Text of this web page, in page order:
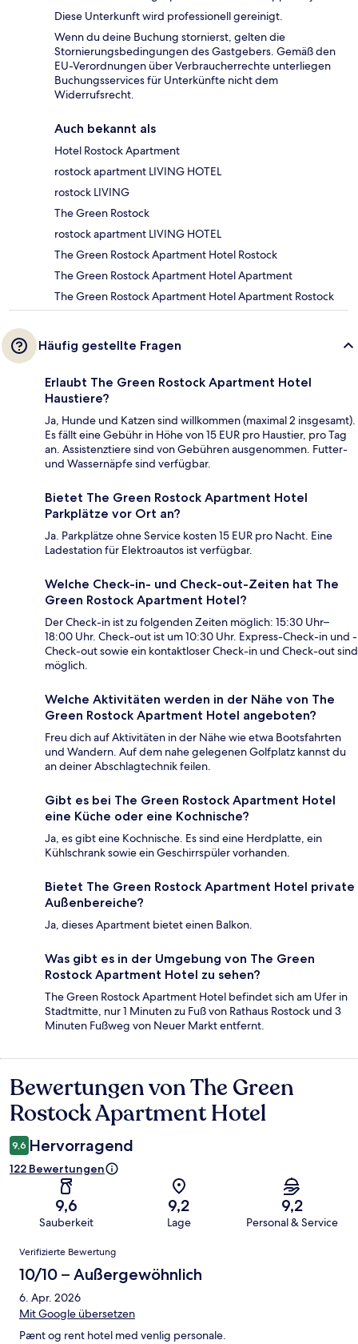
Diese Unterkunft wird professionell gereinigt.
Wenn du deine Buchung stornierst, gelten die
Stornierungsbedingungen des Gastgebers. Gemäß den
EU-Verordnungen über Verbraucherrechte unterliegen
Buchungsservices für Unterkünfte nicht dem
Widerrufsrecht.
Auch bekannt als
Hotel Rostock Apartment
rostock apartment LIVING HOTEL
rostock LIVING
The Green Rostock
rostock apartment LIVING HOTEL
The Green Rostock Apartment Hotel Rostock
The Green Rostock Apartment Hotel Apartment
The Green Rostock Apartment Hotel Apartment Rostock
Häufig gestellte Fragen
Erlaubt The Green Rostock Apartment Hotel
Haustiere?
Ja, Hunde und Katzen sind willkommen (maximal 2 insgesamt).
Es fällt eine Gebühr in Höhe von 15 EUR pro Haustier, pro Tag
an. Assistenztiere sind von Gebühren ausgenommen. Futter-
und Wassernäpfe sind verfügbar.
Bietet The Green Rostock Apartment Hotel
Parkplätze vor Ort an?
Ja. Parkplätze ohne Service kosten 15 EUR pro Nacht. Eine
Ladestation für Elektroautos ist verfügbar.
Welche Check-in- und Check-out-Zeiten hat The
Green Rostock Apartment Hotel?
Der Check-in ist zu folgenden Zeiten möglich: 15:30 Uhr–
18:00 Uhr. Check-out ist um 10:30 Uhr. Express-Check-in und -
Check-out sowie ein kontaktloser Check-in und Check-out sind
möglich.
Welche Aktivitäten werden in der Nähe von The
Green Rostock Apartment Hotel angeboten?
Freu dich auf Aktivitäten in der Nähe wie etwa Bootsfahrten
und Wandern. Auf dem nahe gelegenen Golfplatz kannst du
an deiner Abschlagtechnik feilen.
Gibt es bei The Green Rostock Apartment Hotel
eine Küche oder eine Kochnische?
Ja, es gibt eine Kochnische. Es sind eine Herdplatte, ein
Kühlschrank sowie ein Geschirrspüler vorhanden.
Bietet The Green Rostock Apartment Hotel private
Außenbereiche?
Ja, dieses Apartment bietet einen Balkon.
Was gibt es in der Umgebung von The Green
Rostock Apartment Hotel zu sehen?
The Green Rostock Apartment Hotel befindet sich am Ufer in
Stadtmitte, nur 1 Minuten zu Fuß von Rathaus Rostock und 3
Minuten Fußweg von Neuer Markt entfernt.
Bewertungen
Bewertungen von The Green
Rostock Apartment Hotel
9,6 Hervorragend
122 Bewertungen
9,6
Sauberkeit
9,2
Lage
9,2
Personal & Service
Bewertungen
Verifizierte Bewertung
10/10 – Außergewöhnlich
6. Apr. 2026
Mit Google übersetzen
Pænt og rent hotel med venlig personale.